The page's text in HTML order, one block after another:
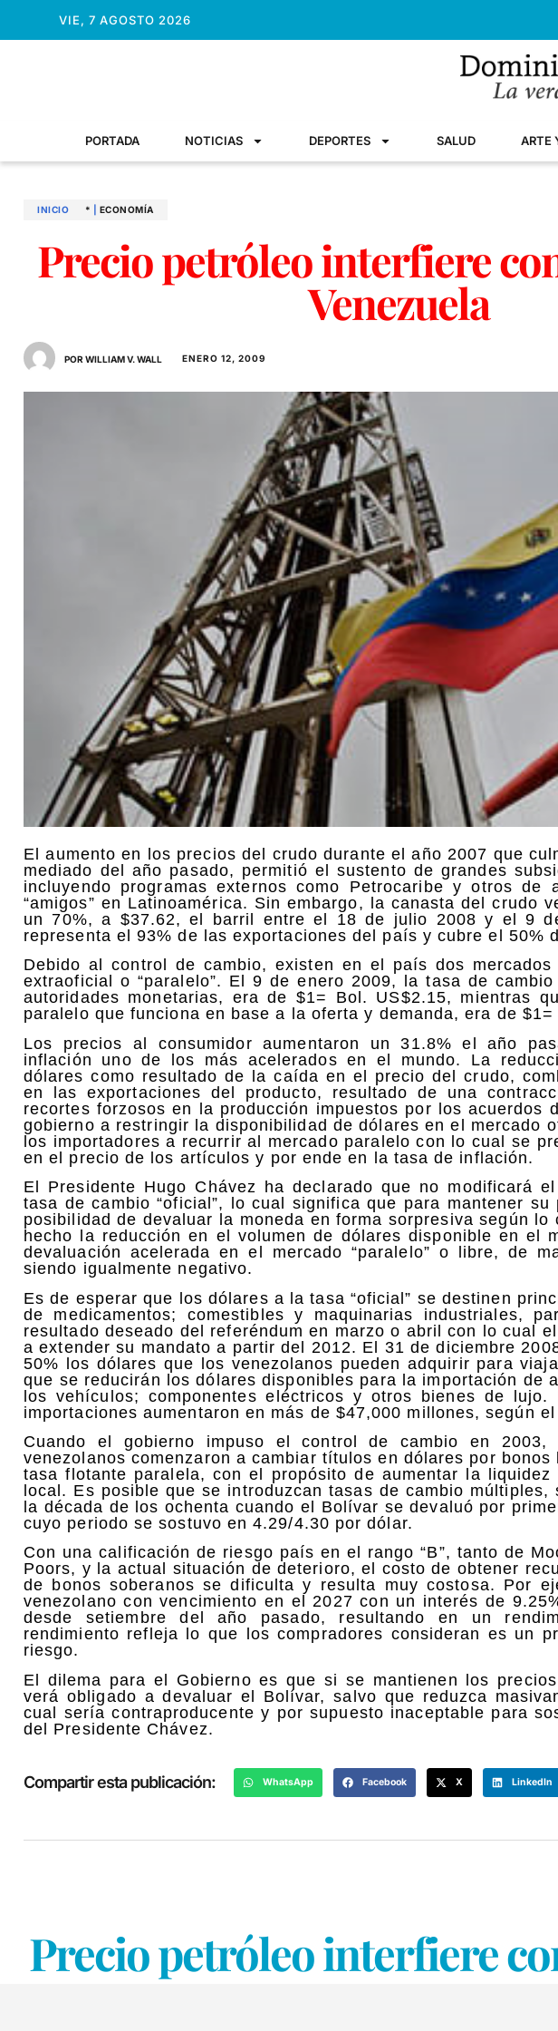
VIE, 7 AGOSTO 2026
PORTADA NOTICIAS DEPORTES SALUD ARTE
INICIO * ECONOMÍ­A
Precio petróleo interfiere
Venezuela
POR WILLIAM V. WALL ENERO 12, 2009
El aumento en los precios del crudo durante el año 2007 que
mediado del año pasado, permitió el sustento de grandes
incluyendo programas externos como Petrocaribe y otros de
“amigos” en Latinoamérica. Sin embargo, la canasta del crudo
un 70%, a $37.62, el barril entre el 18 de julio 2008 y el 9
representa el 93% de las exportaciones del país y cubre el 50%
Debido al control de cambio, existen en el país dos
extraoficial o “paralelo”. El 9 de enero 2009, la tasa de
autoridades monetarias, era de $1= Bol. US$2.15, mientras
paralelo que funciona en base a la oferta y demanda, era de $1=
Los precios al consumidor aumentaron un 31.8% el año
inflación uno de los más acelerados en el mundo. La
dólares como resultado de la caída en el precio del crudo,
en las exportaciones del producto, resultado de una
recortes forzosos en la producción impuestos por los acuerdos
gobierno a restringir la disponibilidad de dólares en el mercado
los importadores a recurrir al mercado paralelo con lo cual se
en el precio de los artículos y por ende en la tasa de inflación.
El Presidente Hugo Chávez ha declarado que no modificará
tasa de cambio “oficial”, lo cual significa que para mantener
posibilidad de devaluar la moneda en forma sorpresiva según lo
hecho la reducción en el volumen de dólares disponible en el
devaluación acelerada en el mercado “paralelo” o libre, de
siendo igualmente negativo.
Es de esperar que los dólares a la tasa “oficial” se destinen
de medicamentos; comestibles y maquinarias industriales,
resultado deseado del referéndum en marzo o abril con lo cual
a extender su mandato a partir del 2012. El 31 de diciembre
50% los dólares que los venezolanos pueden adquirir para
que se reducirán los dólares disponibles para la importación de
los vehículos; componentes eléctricos y otros bienes de
importaciones aumentaron en más de $47,000 millones, según
Cuando el gobierno impuso el control de cambio en 2003,
venezolanos comenzaron a cambiar títulos en dólares por
tasa flotante paralela, con el propósito de aumentar la
local. Es posible que se introduzcan tasas de cambio múltiples,
la década de los ochenta cuando el Bolívar se devaluó por
cuyo periodo se sostuvo en 4.29/4.30 por dólar.
Con una calificación de riesgo país en el rango “B”, tanto de
Poors, y la actual situación de deterioro, el costo de obtener
de bonos soberanos se dificulta y resulta muy costosa. Por
venezolano con vencimiento en el 2027 con un interés de
desde setiembre del año pasado, resultando en un
rendimiento refleja lo que los compradores consideran es un
riesgo.
El dilema para el Gobierno es que si se mantienen los
verá obligado a devaluar el Bolívar, salvo que reduzca
cual sería contraproducente y por supuesto inaceptable para
del Presidente Chávez.
Compartir esta publicación: WhatsApp Facebook X LinkedIn
Precio petróleo interfiere